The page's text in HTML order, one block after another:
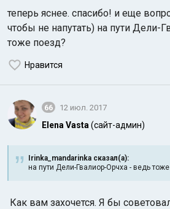
теперь яснее. спасибо! и еще
чтобы не напутать) на пути Дели-
тоже поезд?
Нравится
66 12 июл. 2017
Elena Vasta (сайт-админ)
Irinka_mandarinka сказал(а):
на пути Дели-Гвалиор-Орчха - ведь
Как вам захочется. Я бы